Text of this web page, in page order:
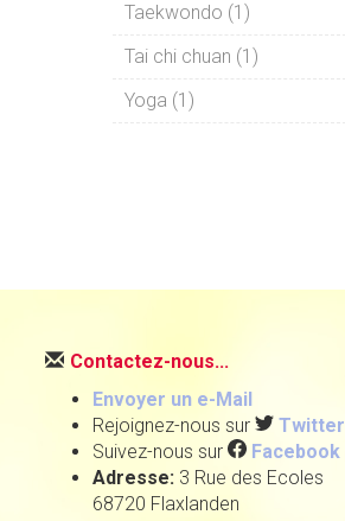
Taekwondo (1)
Tai chi chuan (1)
Yoga (1)
Contactez-nous...
Envoyer un e-Mail
Rejoignez-nous sur
Twitter
Suivez-nous sur
Facebook
Adresse: 3 Rue des Ecoles
68720 Flaxlanden